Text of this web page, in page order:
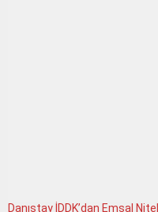
Danıştay İDDK’dan Emsal